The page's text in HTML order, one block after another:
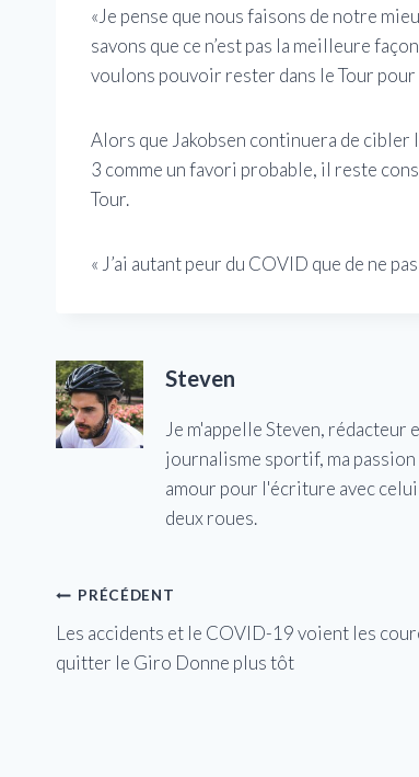
«Je pense que nous faisons de notre
savons que ce n’est pas la meilleure
voulons pouvoir rester dans le Tour pour
Alors que Jakobsen continuera de cibler
3 comme un favori probable, il reste
Tour.
« J’ai autant peur du COVID que de ne
Steven
Je m'appelle Steven, rédacteur
journalisme sportif, ma
amour pour l'écriture avec
deux roues.
Navigation
de
PRÉCÉDENT
Les accidents et le COVID-19 voient les
quitter le Giro Donne plus tôt